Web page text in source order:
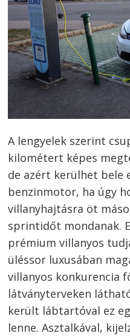
A lengyelek szerint
kilométert képes
de azért kerülhet bele
benzinmotor, ha úgy
villanyhajtásra öt
sprintidőt mondanak.
prémium villanyos
üléssor luxusában
villanyos konkurencia
látványterveken
került lábtartóval ez
lenne. Asztalkával,
Bejegyzés
navigáció